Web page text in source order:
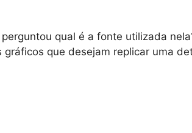
qual é a fonte utilizada
que desejam replicar uma